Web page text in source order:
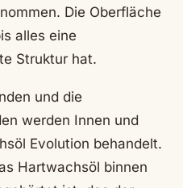
Die Oberfläche
alles eine
Struktur hat.
und die
werden Innen und
Evolution behandelt.
Hartwachsöl binnen